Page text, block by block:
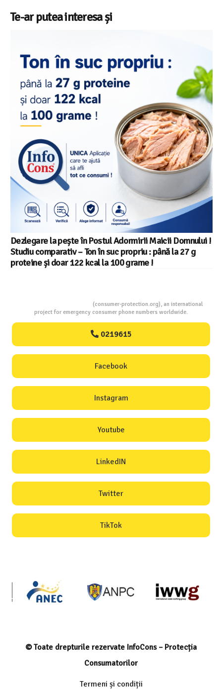
Te-ar putea interesa și
Salariul minim in Europa in 2026 – Romania pe locul 20
din 22 in UE
(consumer-protection.org), an international
project for emergency consumer phone numbers worldwide.
0219615
Facebook
Instagram
Youtube
LinkedIN
Twitter
TikTok
© Toate drepturile rezervate InfoCons – Protecția
Consumatorilor
Termeni și condiții